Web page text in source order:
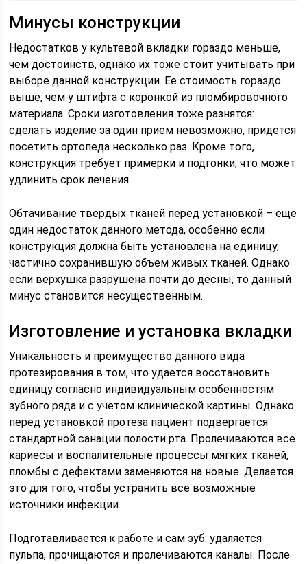
Минусы конструкции
Недостатков у культевой вкладки гораздо меньше,
чем достоинств, однако их тоже стоит учитывать при
выборе данной конструкции. Ее стоимость гораздо
выше, чем у штифта с коронкой из пломбировочного
материала. Сроки изготовления тоже разнятся:
сделать изделие за один прием невозможно, придется
посетить ортопеда несколько раз. Кроме того,
конструкция требует примерки и подгонки, что может
удлинить срок лечения.
Обтачивание твердых тканей перед установкой – еще
один недостаток данного метода, особенно если
конструкция должна быть установлена на единицу,
частично сохранившую объем живых тканей. Однако
если верхушка разрушена почти до десны, то данный
минус становится несущественным.
Изготовление и установка вкладки
Уникальность и преимущество данного вида
протезирования в том, что удается восстановить
единицу согласно индивидуальным особенностям
зубного ряда и с учетом клинической картины. Однако
перед установкой протеза пациент подвергается
стандартной санации полости рта. Пролечиваются все
кариесы и воспалительные процессы мягких тканей,
пломбы с дефектами заменяются на новые. Делается
это для того, чтобы устранить все возможные
источники инфекции.
Подготавливается к работе и сам зуб: удаляется
пульпа, прочищаются и пролечиваются каналы. После